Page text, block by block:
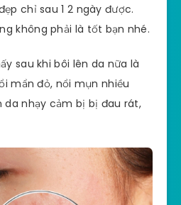
chỉ sau 1 2 ngày được.
không phải là tốt bạn nhé.
sau khi bôi lên da nữa là
mẩn đỏ, nổi mụn nhiều
da nhạy cảm bị bị đau rát,